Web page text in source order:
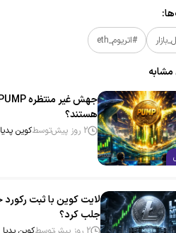
#اتریوم_eth
هستند؟
2 روز پیش توسطکوین پدیا
جلب کرد؟